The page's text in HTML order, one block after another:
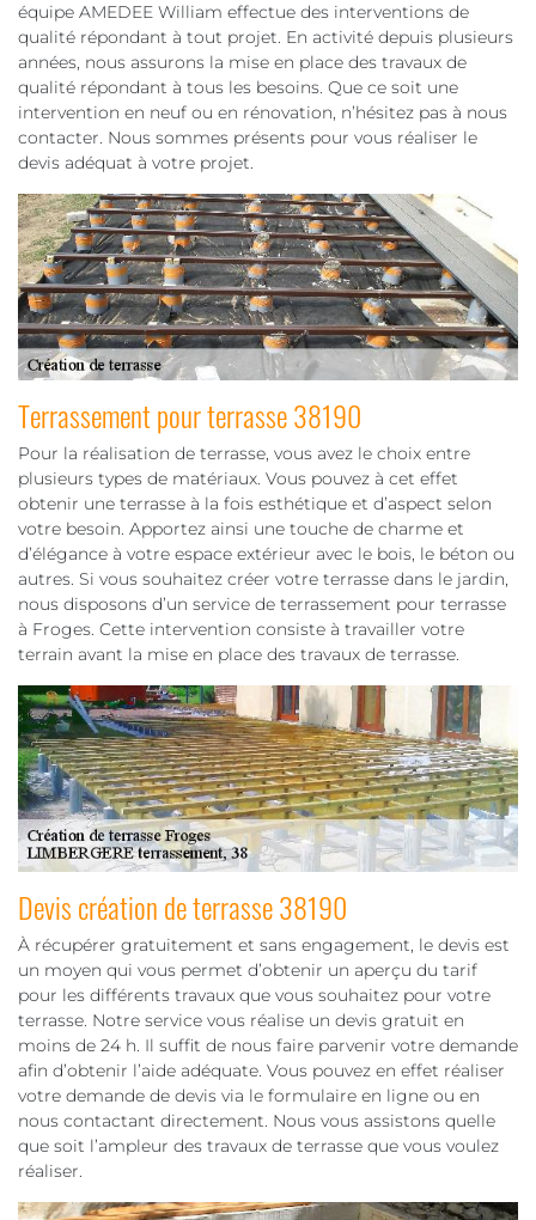
équipe AMEDEE William effectue des interventions de
qualité répondant à tout projet. En activité depuis plusieurs
années, nous assurons la mise en place des travaux de
qualité répondant à tous les besoins. Que ce soit une
intervention en neuf ou en rénovation, n’hésitez pas à nous
contacter. Nous sommes présents pour vous réaliser le
devis adéquat à votre projet.
Terrassement pour terrasse 38190
Pour la réalisation de terrasse, vous avez le choix entre
plusieurs types de matériaux. Vous pouvez à cet effet
obtenir une terrasse à la fois esthétique et d’aspect selon
votre besoin. Apportez ainsi une touche de charme et
d’élégance à votre espace extérieur avec le bois, le béton ou
autres. Si vous souhaitez créer votre terrasse dans le jardin,
nous disposons d’un service de terrassement pour terrasse
à Froges. Cette intervention consiste à travailler votre
terrain avant la mise en place des travaux de terrasse.
Devis création de terrasse 38190
À récupérer gratuitement et sans engagement, le devis est
un moyen qui vous permet d’obtenir un aperçu du tarif
pour les différents travaux que vous souhaitez pour votre
terrasse. Notre service vous réalise un devis gratuit en
moins de 24 h. Il suffit de nous faire parvenir votre demande
afin d’obtenir l’aide adéquate. Vous pouvez en effet réaliser
votre demande de devis via le formulaire en ligne ou en
nous contactant directement. Nous vous assistons quelle
que soit l’ampleur des travaux de terrasse que vous voulez
réaliser.